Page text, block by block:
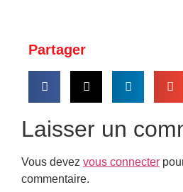
Partager
Laisser un
Vous devez vous connecter
commentaire.